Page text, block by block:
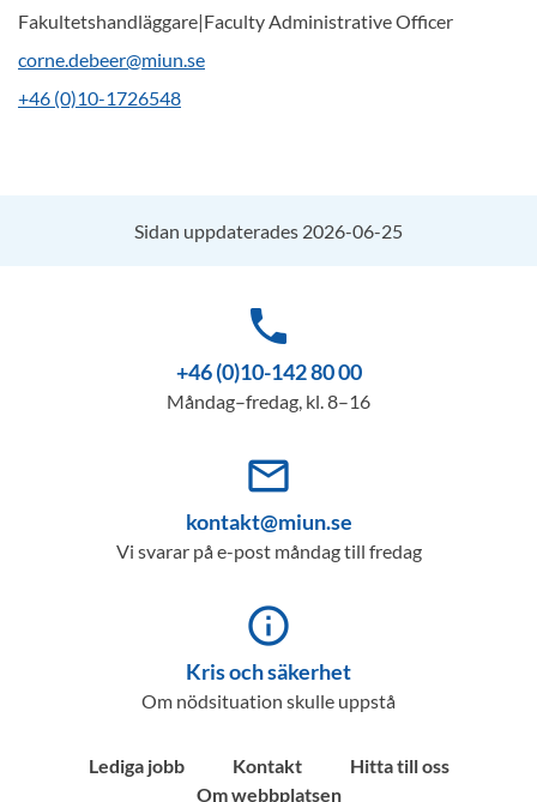
Fakultetshandläggare|Faculty Administrative Officer
corne.debeer@miun.se
+46 (0)10-1726548
Sidan uppdaterades 2026-06-25
phone
+46 (0)10-142 80 00
Måndag–fredag, kl. 8–16
mail_outline
kontakt@miun.se
Vi svarar på e-post måndag till fredag
info_outline
Kris och säkerhet
Om nödsituation skulle uppstå
Lediga jobb Kontakt
Hitta till oss
Om webbplatsen